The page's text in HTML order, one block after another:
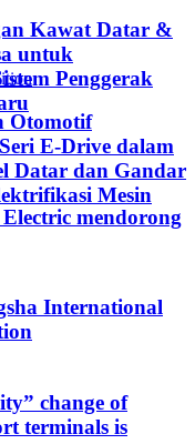
Kawat Datar &
untuk
Penggerak
Otomotif
E-Drive dalam
Datar dan Gandar
Mesin
mendorong
International
change of
terminals is